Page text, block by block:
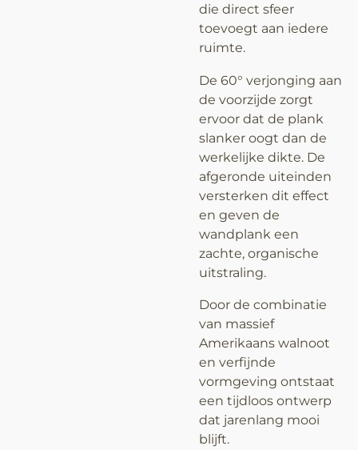
die direct sfeer
toevoegt aan iedere
ruimte.
De 60° verjonging aan
de voorzijde zorgt
ervoor dat de plank
slanker oogt dan de
werkelijke dikte. De
afgeronde uiteinden
versterken dit effect
en geven de
wandplank een
zachte, organische
uitstraling.
Door de combinatie
van massief
Amerikaans walnoot
en verfijnde
vormgeving ontstaat
een tijdloos ontwerp
dat jarenlang mooi
blijft.